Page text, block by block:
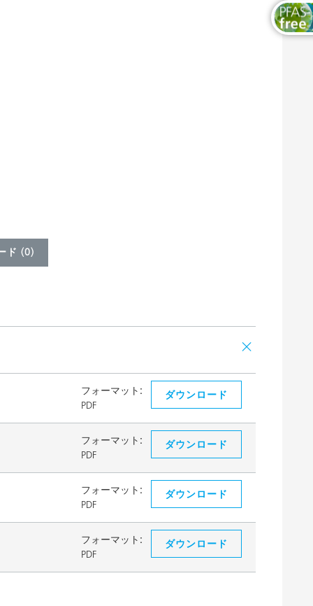
ド (0)
フォーマット:
PDF
ダウンロード
フォーマット:
PDF
ダウンロード
フォーマット:
PDF
ダウンロード
フォーマット:
PDF
ダウンロード